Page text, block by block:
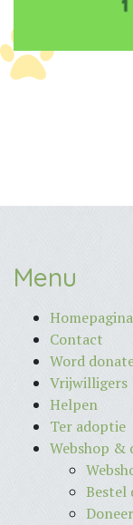
Menu
Homepagina
Contact
Word
Vrijwilligers
Helpen
Ter adoptie
Webshop &
Bestel